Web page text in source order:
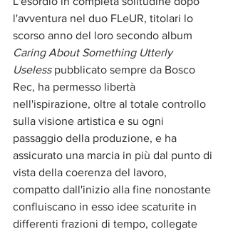
l'avventura nel duo FLeUR, titolari lo
scorso anno del loro secondo album
Caring About Something Utterly
Useless pubblicato sempre da Bosco
Rec, ha permesso libertà
nell'ispirazione, oltre al totale controllo
sulla visione artistica e su ogni
passaggio della produzione, e ha
assicurato una marcia in più dal punto di
vista della coerenza del lavoro,
compatto dall'inizio alla fine nonostante
confluiscano in esso idee scaturite in
differenti frazioni di tempo, collegate